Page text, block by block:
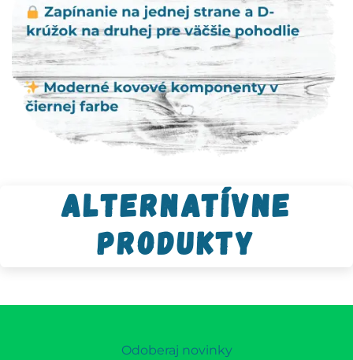
Alternatívne
produkty
Odoberaj novinky